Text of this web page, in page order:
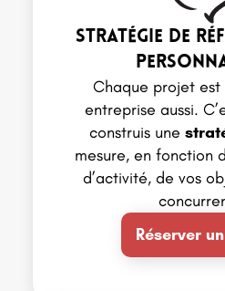
Stratégie de
Chaque projet est
entreprise aussi.
construis une
mesure, en fonction
d’activité, de vos
Réserver